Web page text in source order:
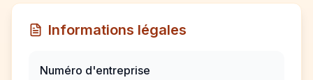
Informations légales
Numéro d'entreprise